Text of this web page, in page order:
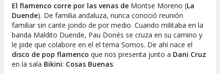
El flamenco corre por las venas de Montse Moreno (La
Duende). De familia andaluza, nunca conoció reunión
familiar sin cante jondo de por medio. Cuando militaba en la
banda Maldito Duende, Pau Donés se cruza en su camino y
le pide que colabore en el el tema Somos. De ahí nace el
disco de pop flamenco que nos presenta junto a Dani Cruz
en la sala Bikini: Cosas Buenas.